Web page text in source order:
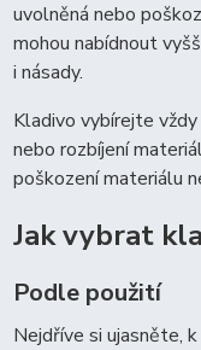
uvolněná nebo
mohou nabídnout
i násady.
Kladivo vybírejte
nebo rozbíjení
poškození materiálu
Jak vybrat
Podle použití
Nejdříve si ujasněte,